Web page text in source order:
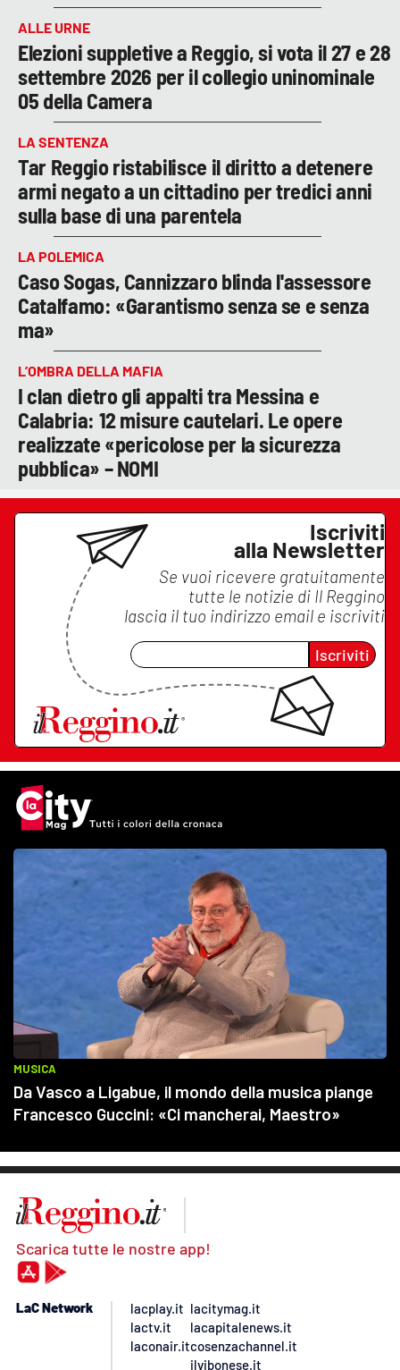
ALLE URNE
Elezioni suppletive a Reggio, si vota il 27 e 28
settembre 2026 per il collegio uninominale
05 della Camera
LA SENTENZA
Tar Reggio ristabilisce il diritto a detenere
armi negato a un cittadino per tredici anni
sulla base di una parentela
LA POLEMICA
Caso Sogas, Cannizzaro blinda l'assessore
Catalfamo: «Garantismo senza se e senza
ma»
L’OMBRA DELLA MAFIA
I clan dietro gli appalti tra Messina e
Calabria: 12 misure cautelari. Le opere
realizzate «pericolose per la sicurezza
pubblica» – NOMI
Iscriviti
alla Newsletter
Se vuoi ricevere gratuitamente
tutte le notizie di Il Reggino
lascia il tuo indirizzo email e iscriviti
Iscriviti
Scarica tutte le nostre app!
LaC Network
lacplay.it
lactv.it
laconair.it
lacitymag.it
lacapitalenews.it
cosenzachannel.it
ilvibonese.it